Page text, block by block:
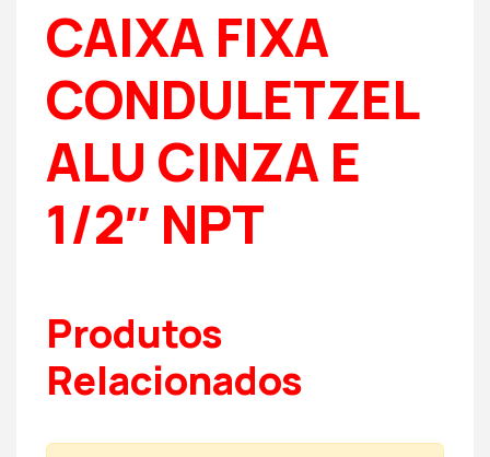
CAIXA FIXA
CONDULETZEL
ALU CINZA E
1/2″ NPT
Produtos
Relacionados